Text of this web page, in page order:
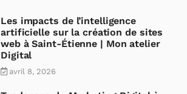
Les impacts de l’intelligence
artificielle sur la création de sites
web à Saint-Étienne | Mon atelier
Digital
avril 8, 2026